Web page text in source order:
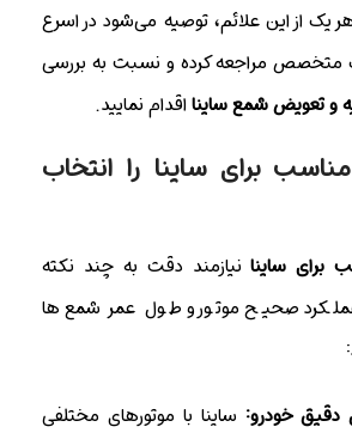
از این علائم، توصیه می‌شود در اسرع
متخصص مراجعه کرده و نسبت به بررسی
و تعویض شمع ساینااقدام نمایید.
برای ساینا را انتخاب
ساینانیازمند دقت به چند نکته
صحیح موتور و طول عمر شمع‌ها
دقیق خودرو: ساینا با موتورهای مختلفی